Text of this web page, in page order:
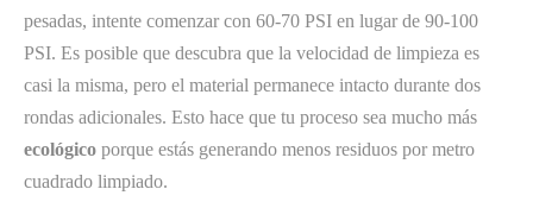
pesadas, intente comenzar con 60-70 PSI en lugar de 90-100
PSI. Es posible que descubra que la velocidad de limpieza es
casi la misma, pero el material permanece intacto durante dos
rondas adicionales. Esto hace que tu proceso sea mucho más
ecológico porque estás generando menos residuos por metro
cuadrado limpiado.